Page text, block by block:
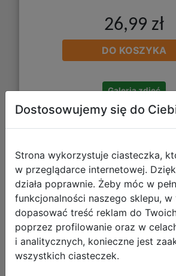
26,99 zł
DO KOSZYKA
Galeria zdjęć
CoolPack Drafter Plecak
Malindi
Dostosowujemy się do
Strona wykorzystuje ciasteczka,
w przeglądarce internetowej.
działa poprawnie. Żeby móc w
funkcjonalności naszego sklepu, w
dopasować treść reklam do
poprzez profilowanie oraz w
i analitycznych, konieczne jest
wszystkich ciasteczek.